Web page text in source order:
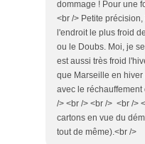
dommage ! Pour une
<br /> Petite
l'endroit le plus froid
ou le Doubs. Moi, je
est aussi très froid
que Marseille en
avec le réchauffement
/> <br /> <br /> <br />
cartons en vue du
tout de même).<br />